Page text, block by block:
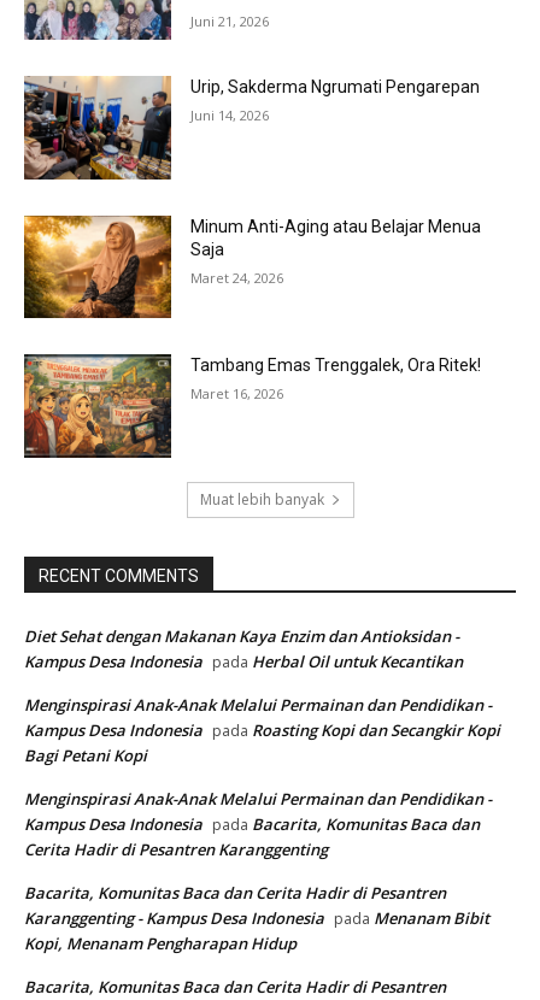
Juni 21, 2026
Urip, Sakderma Ngrumati Pengarepan
Juni 14, 2026
Minum Anti-Aging atau Belajar Menua
Saja
Maret 24, 2026
Tambang Emas Trenggalek, Ora Ritek!
Maret 16, 2026
Muat lebih banyak
RECENT COMMENTS
Diet Sehat dengan Makanan Kaya Enzim dan Antioksidan -
Kampus Desa Indonesia pada Herbal Oil untuk Kecantikan
Menginspirasi Anak-Anak Melalui Permainan dan Pendidikan -
Kampus Desa Indonesia pada Roasting Kopi dan Secangkir Kopi
Bagi Petani Kopi
Menginspirasi Anak-Anak Melalui Permainan dan Pendidikan -
Kampus Desa Indonesia pada Bacarita, Komunitas Baca dan
Cerita Hadir di Pesantren Karanggenting
Bacarita, Komunitas Baca dan Cerita Hadir di Pesantren
Karanggenting - Kampus Desa Indonesia pada Menanam Bibit
Kopi, Menanam Pengharapan Hidup
Bacarita, Komunitas Baca dan Cerita Hadir di Pesantren